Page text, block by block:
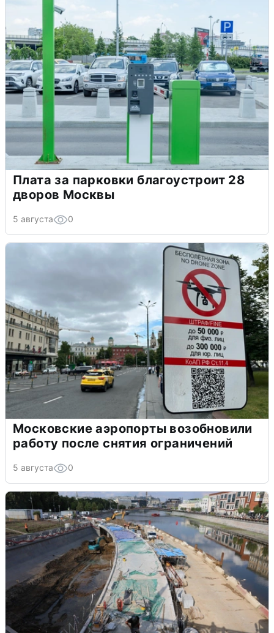
Плата за парковки благоустроит 28
дворов Москвы
5 августа 0
Московские аэропорты возобновили
работу после снятия ограничений
5 августа 0